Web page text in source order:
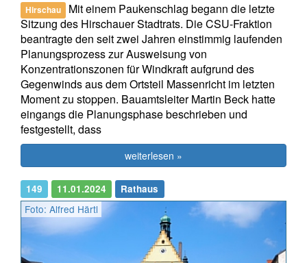
Hirschau
Mit einem Paukenschlag begann die letzte
Sitzung des Hirschauer Stadtrats. Die CSU-Fraktion
beantragte den seit zwei Jahren einstimmig laufenden
Planungsprozess zur Ausweisung von
Konzentrationszonen für Windkraft aufgrund des
Gegenwinds aus dem Ortsteil Massenricht im letzten
Moment zu stoppen. Bauamtsleiter Martin Beck hatte
eingangs die Planungsphase beschrieben und
festgestellt, dass
weiterlesen »
149 11.01.2024 Rathaus
Foto: Alfred Härtl